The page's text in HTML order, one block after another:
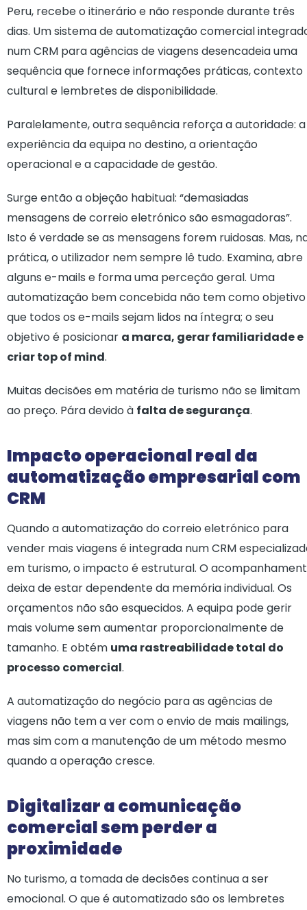
Peru, recebe o itinerário e não responde durante três
dias. Um sistema de automatização comercial
num CRM para agências de viagens desencadeia uma
sequência que fornece informações práticas, contexto
cultural e lembretes de disponibilidade.
Paralelamente, outra sequência reforça a autoridade: a
experiência da equipa no destino, a orientação
operacional e a capacidade de gestão.
Surge então a objeção habitual: “demasiadas
mensagens de correio eletrónico são esmagadoras”.
Isto é verdade se as mensagens forem ruidosas. Mas,
prática, o utilizador nem sempre lê tudo. Examina, abre
alguns e-mails e forma uma perceção geral. Uma
automatização bem concebida não tem como objetivo
que todos os e-mails sejam lidos na íntegra; o seu
objetivo é posicionar a marca, gerar familiaridade e
criar top of mind.
Muitas decisões em matéria de turismo não se limitam
ao preço. Pára devido à falta de segurança.
Impacto operacional real da
automatização empresarial com
CRM
Quando a automatização do correio eletrónico para
vender mais viagens é integrada num CRM
em turismo, o impacto é estrutural. O
deixa de estar dependente da memória individual. Os
orçamentos não são esquecidos. A equipa pode gerir
mais volume sem aumentar proporcionalmente de
tamanho. E obtém uma rastreabilidade total do
processo comercial.
A automatização do negócio para as agências de
viagens não tem a ver com o envio de mais mailings,
mas sim com a manutenção de um método mesmo
quando a operação cresce.
Digitalizar a comunicação
comercial sem perder a
proximidade
No turismo, a tomada de decisões continua a ser
emocional. O que é automatizado são os lembretes